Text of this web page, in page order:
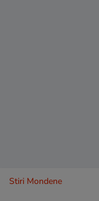
Stiri Mondene